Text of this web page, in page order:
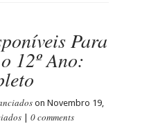
Para
12º Ano:
on Novembro 19,
0 comments